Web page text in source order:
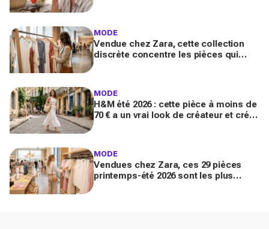
MODE
Vendue chez Zara, cette collection
discrète concentre les pièces qui
MODE
H&M été 2026 : cette pièce à moins de
70 € a un vrai look de créateur et crée
MODE
Vendues chez Zara, ces 29 pièces
printemps-été 2026 sont les plus